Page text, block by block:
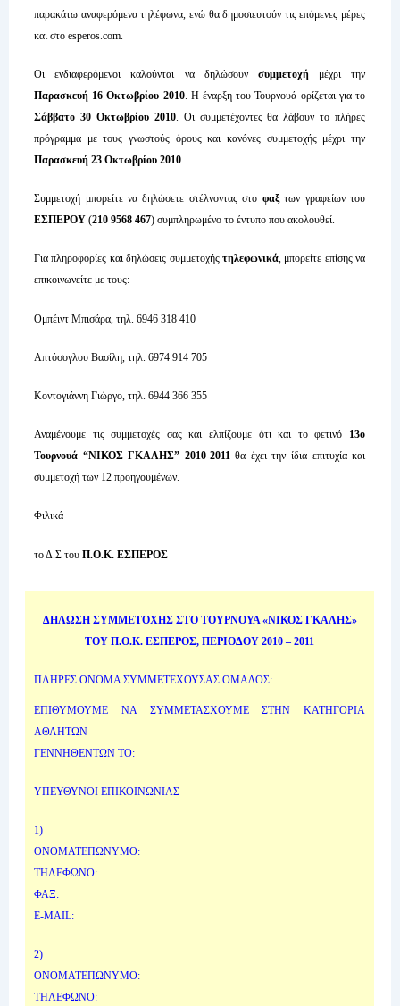
παρακάτω αναφερόμενα τηλέφωνα, ενώ θα δημοσιευτούν τις επόμενες μέρες
και στο esperos.com.
Οι ενδιαφερόμενοι καλούνται να δηλώσουν συμμετοχή μέχρι την
Παρασκευή 16 Οκτωβρίου 2010. Η έναρξη του Τουρνουά ορίζεται για το
Σάββατο 30 Οκτωβρίου 2010. Οι συμμετέχοντες θα λάβουν το πλήρες
πρόγραμμα με τους γνωστούς όρους και κανόνες συμμετοχής μέχρι την
Παρασκευή 23 Οκτωβρίου 2010.
Συμμετοχή μπορείτε να δηλώσετε στέλνοντας στο φαξτων γραφείων του
ΕΣΠΕΡΟΥ (210 9568 467) συμπληρωμένο το έντυπο που ακολουθεί.
Για πληροφορίες και δηλώσεις συμμετοχής τηλεφωνικά, μπορείτε επίσης να
επικοινωνείτε με τους:
Ομπέιντ Μπισάρα, τηλ. 6946 318 410
Απτόσογλου Βασίλη, τηλ. 6974 914 705
Κοντογιάννη Γιώργο, τηλ. 6944 366 355
Αναμένουμε τις συμμετοχές σας και ελπίζουμε ότι και το φετινό 13ο
Τουρνουά “ΝΙΚΟΣ ΓΚΑΛΗΣ” 2010-2011θα έχει την ίδια επιτυχία και
συμμετοχή των 12 προηγουμένων.
Φιλικά
το Δ.Σ τουΠ.Ο.Κ. ΕΣΠΕΡΟΣ
ΔΗΛΩΣΗ ΣΥΜΜΕΤΟΧΗΣ ΣΤΟ ΤΟΥΡΝΟΥΑ «ΝΙΚΟΣ ΓΚΑΛΗΣ»
ΤΟΥ Π.Ο.Κ. ΕΣΠΕΡΟΣ, ΠΕΡΙΟΔΟΥ 2010 – 2011
ΠΛΗΡΕΣ ΟΝΟΜΑ ΣΥΜΜΕΤΕΧΟΥΣΑΣ ΟΜΑΔΟΣ:
ΕΠΙΘΥΜΟΥΜΕ ΝΑ ΣΥΜΜΕΤΑΣΧΟΥΜΕ ΣΤΗΝ ΚΑΤΗΓΟΡΙΑ
ΑΘΛΗΤΩΝ
ΓΕΝΝΗΘΕΝΤΩΝ ΤΟ:
ΥΠΕΥΘΥΝΟΙ ΕΠΙΚΟΙΝΩΝΙΑΣ
1)
ΟΝΟΜΑΤΕΠΩΝΥΜΟ:
ΤΗΛΕΦΩΝΟ:
ΦΑΞ:
E-MAIL:
2)
ΟΝΟΜΑΤΕΠΩΝΥΜΟ:
ΤΗΛΕΦΩΝΟ: